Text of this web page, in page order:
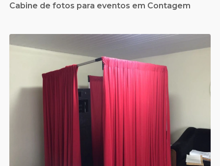
Cabine de fotos para eventos em Contagem